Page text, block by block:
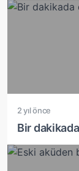
2 yıl önce
Bir